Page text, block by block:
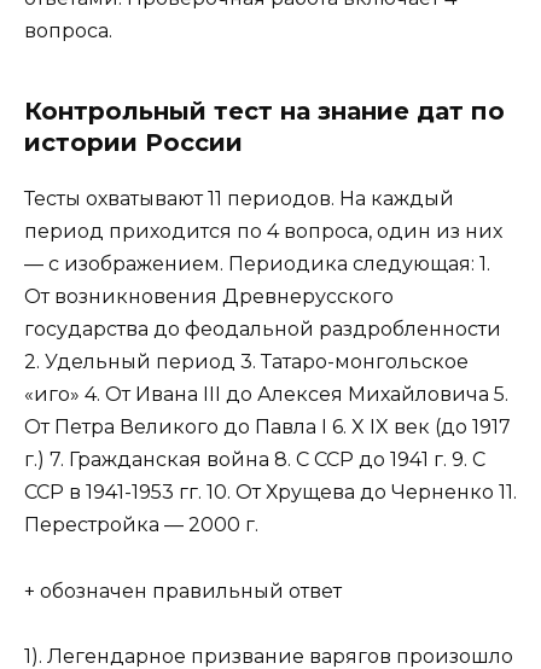
вопроса.
Контрольный тест на знание дат по
истории России
Тесты охватывают 11 периодов. На каждый
период приходится по 4 вопроса, один из них
— с изображением. Периодика следующая: 1.
От возникновения Древнерусского
государства до феодальной раздробленности
2. Удельный период 3. Татаро-монгольское
«иго» 4. От Ивана III до Алексея Михайловича 5.
От Петра Великого до Павла I 6. X IX век (до 1917
г.) 7. Гражданская война 8. С ССР до 1941 г. 9. С
ССР в 1941-1953 гг. 10. От Хрущева до Черненко 11.
Перестройка — 2000 г.
+ обозначен правильный ответ
1). Легендарное призвание варягов произошло